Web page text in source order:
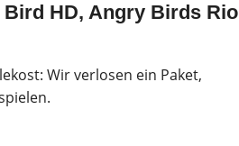
HD, Angry Birds Rio
Wir verlosen ein Paket,